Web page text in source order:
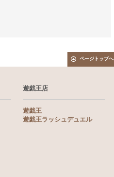
ページトップへ
遊戯王店
遊戯王
遊戯王ラッシュデュエル